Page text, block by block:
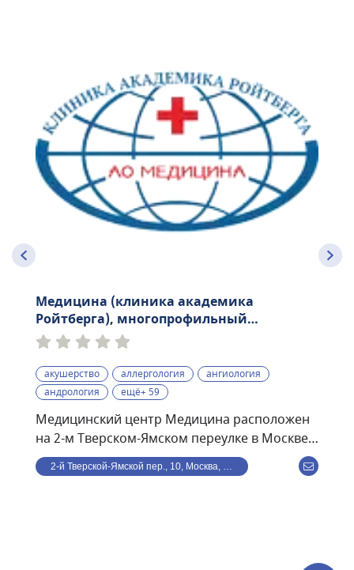
Медицина (клиника академика
Ройтберга), многопрофильный
медицинский центр
акушерство аллергология
ангиология
андрология
ещё+ 59
Медицинский центр Медицина расположен
на 2-м Тверском-Ямском переулке в Москве.
Раньше носил название имени академика
Ройтберга. Находится в шаговой
2-й Тверской-Ямской пер., 10, Москва, Россия